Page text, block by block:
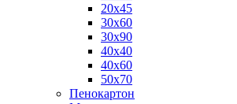
20х45
30х60
30х90
40х40
40х60
50х70
Пенокартон